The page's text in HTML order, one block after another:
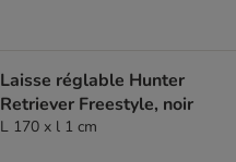
Laisse réglable Hunter
Retriever Freestyle, noir
L 170 x l 1 cm